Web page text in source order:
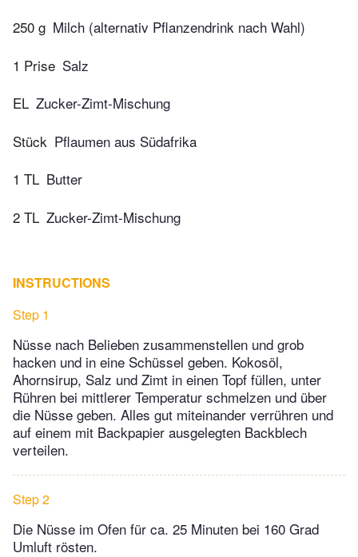
250 g Milch (alternativ Pflanzendrink nach Wahl)
1 Prise Salz
EL Zucker-Zimt-Mischung
Stück Pflaumen aus Südafrika
1 TL Butter
2 TL Zucker-Zimt-Mischung
INSTRUCTIONS
Step 1
Nüsse nach Belieben zusammenstellen und grob
hacken und in eine Schüssel geben. Kokosöl,
Ahornsirup, Salz und Zimt in einen Topf füllen, unter
Rühren bei mittlerer Temperatur schmelzen und über
die Nüsse geben. Alles gut miteinander verrühren und
auf einem mit Backpapier ausgelegten Backblech
verteilen.
Step 2
Die Nüsse im Ofen für ca. 25 Minuten bei 160 Grad
Umluft rösten.